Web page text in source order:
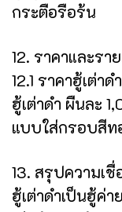
กระตือรือร้น
12. ราคาและรา
12.1 ราคาฮู้เต่าดำ
ฮู้เต่าดำ ผืนละ
แบบใส่กรอบสีท
13. สรุปความเชื่
ฮู้เต่าดำเป็นฮู้ค่